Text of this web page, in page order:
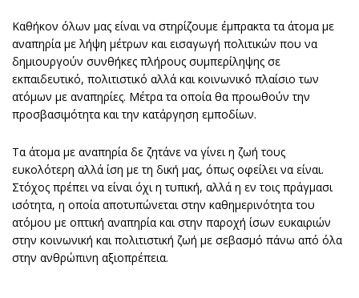
Καθήκον όλων μας είναι να στηρίζουμε έμπρακτα τα άτομα με
αναπηρία με λήψη μέτρων και εισαγωγή πολιτικών που να
δημιουργούν συνθήκες πλήρους συμπερίληψης σε
εκπαιδευτικό, πολιτιστικό αλλά και κοινωνικό πλαίσιο των
ατόμων με αναπηρίες. Μέτρα τα οποία θα προωθούν την
προσβασιμότητα και την κατάργηση εμποδίων.
Τα άτομα με αναπηρία δε ζητάνε να γίνει η ζωή τους
ευκολότερη αλλά ίση με τη δική μας, όπως οφείλει να είναι.
Στόχος πρέπει να είναι όχι η τυπική, αλλά η εν τοις πράγμασι
ισότητα, η οποία αποτυπώνεται στην καθημερινότητα του
ατόμου με οπτική αναπηρία και στην παροχή ίσων ευκαιριών
στην κοινωνική και πολιτιστική ζωή με σεβασμό πάνω από όλα
στην ανθρώπινη αξιοπρέπεια.